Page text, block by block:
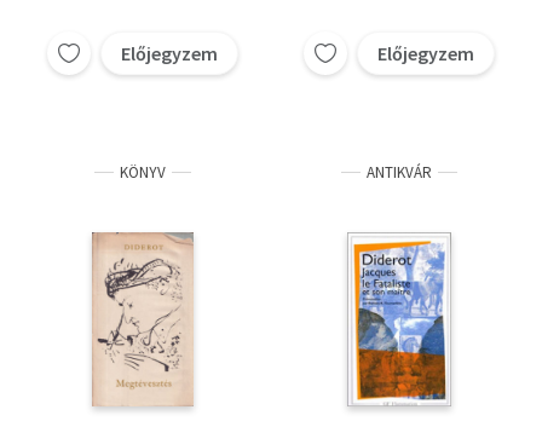
Előjegyzem Előjegyzem
KÖNYV ANTIKVÁR